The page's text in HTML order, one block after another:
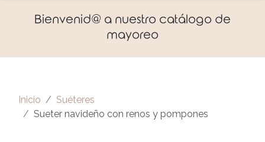
Bienvenid@ a nuestro catálogo de
mayoreo
Inicio
Suéteres
Sueter navideño con renos y pompones